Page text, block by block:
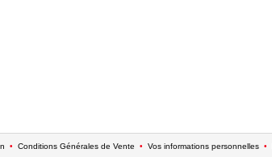
• Conditions Générales de Vente • Vos informations personnelles •